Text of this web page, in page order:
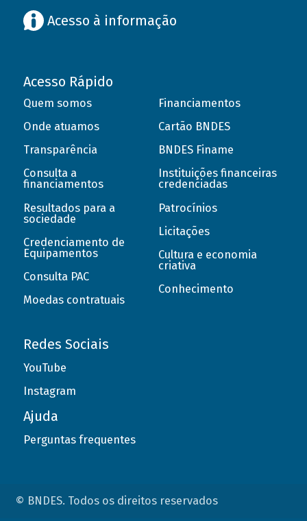
Acesso à informação
Acesso Rápido
Quem somos
Onde atuamos
Transparência
Consulta a
financiamentos
Resultados para a
sociedade
Credenciamento de
Equipamentos
Consulta PAC
Moedas contratuais
Financiamentos
Cartão BNDES
BNDES Finame
Instituições financeiras
credenciadas
Patrocínios
Licitações
Cultura e economia
criativa
Conhecimento
Redes Sociais
YouTube
Instagram
Ajuda
Perguntas frequentes
© BNDES. Todos os direitos reservados